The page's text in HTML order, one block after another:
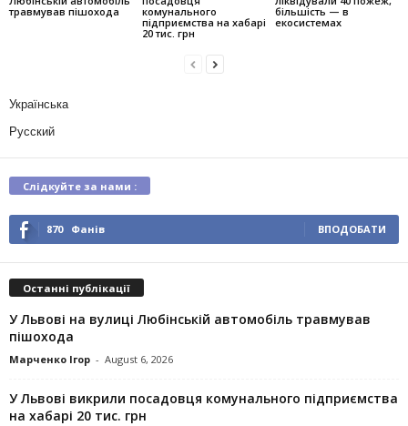
травмував пішохода
комунального
підприємства на хабарі
20 тис. грн
більшість — в
екосистемах
Українська
Русский
Слідкуйте за нами :
870 Фанів ВПОДОБАТИ
Останні публікації
У Львові на вулиці Любінській автомобіль травмував
пішохода
Марченко Ігор - August 6, 2026
У Львові викрили посадовця комунального підприємства
на хабарі 20 тис. грн